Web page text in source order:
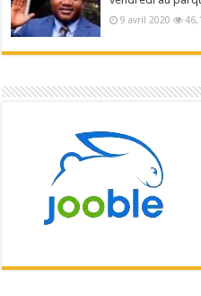
9 avril 2020